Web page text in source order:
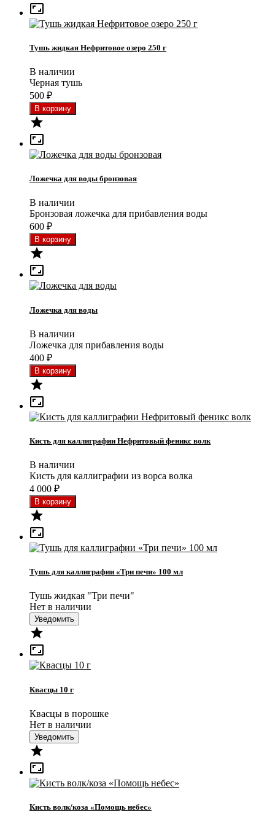

Тушь жидкая Нефритовое озеро 250 г
В наличии
Черная тушь
500 ₽


Ложечка для воды бронзовая
В наличии
Бронзовая ложечка для прибавления воды
600 ₽


Ложечка для воды
В наличии
Ложечка для прибавления воды
400 ₽


Кисть для каллиграфии Нефритовый феникс волк
В наличии
Кисть для каллиграфии из ворса волка
4 000 ₽


Тушь для каллиграфии «Три печи» 100 мл
Тушь жидкая "Три печи"
Нет в наличии
Уведомить


Квасцы 10 г
Квасцы в порошке
Нет в наличии
Уведомить


Кисть волк/коза «Помощь небес»